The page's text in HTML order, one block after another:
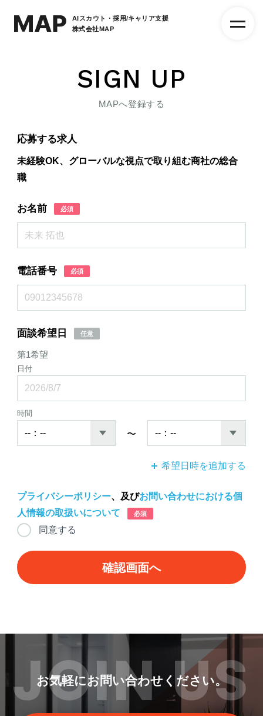
AIスカウト・採用/キャリア支援
株式会社MAP
SIGN UP
MAPへ登録する
応募する求人
未経験OK、グローバルな視点で取り組む商社の総合
職
お名前 必須
電話番号 必須
面談希望日 任意
第1希望
日付
時間
〜
希望日時を追加する
プライバシーポリシー、及びお問い合わせにおける個
人情報の取扱いについて
必須
同意する
JOIN US
お気軽にお問い合わせください。